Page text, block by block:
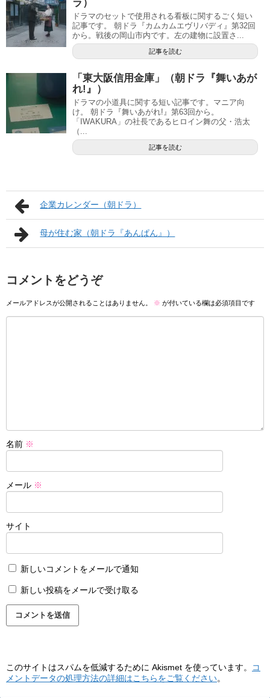
ラ）
ドラマのセットで使用される看板に関するごく短い
記事です。 朝ドラ『カムカムエヴリバディ』第32回
から。戦後の岡山市内です。左の建物に設置さ...
記事を読む
「東大阪信用金庫」（朝ドラ『舞いあが
れ!』）
ドラマの小道具に関する短い記事です。マニア向
け。 朝ドラ『舞いあがれ!』第63回から。
「IWAKURA」の社長であるヒロイン舞の父・浩太
（...
記事を読む
企業カレンダー（朝ドラ）
母が住む家（朝ドラ『あんぱん』）
コメントをどうぞ
メールアドレスが公開されることはありません。 ※ が付いている欄は必須項目です
名前 ※
メール ※
サイト
新しいコメントをメールで通知
新しい投稿をメールで受け取る
このサイトはスパムを低減するために Akismet を使っています。
コ
メントデータの処理方法の詳細はこちらをご覧ください。